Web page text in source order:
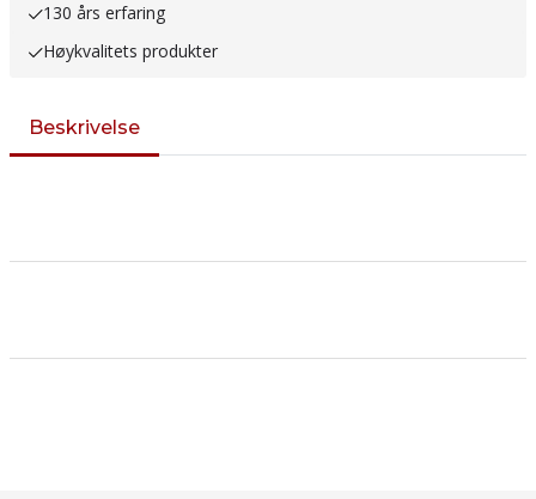
130 års erfaring
Høykvalitets produkter
Beskrivelse